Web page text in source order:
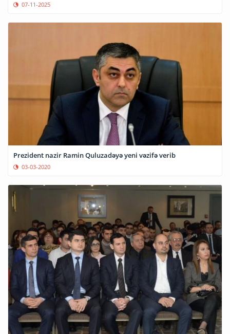
07-11-2025
Prezident nazir Ramin Quluzadəyə yeni vəzifə verib
03-03-2020